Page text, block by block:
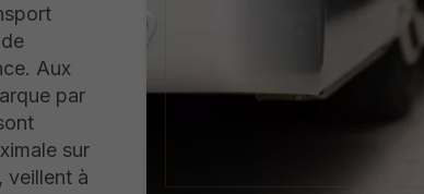
Aux
par
sur
veillent à